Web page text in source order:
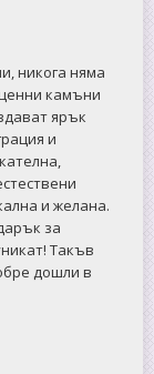
никога няма
камъни
ярък
и
и желана.
за
Такъв
дошли в